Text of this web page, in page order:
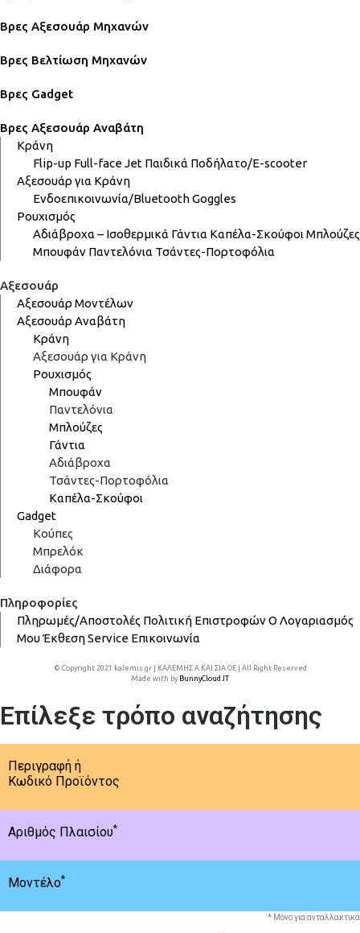
Βρες Αξεσουάρ Μηχανών
Βρες Βελτίωση Μηχανών
Βρες Gadget
Βρες Αξεσουάρ Αναβάτη
Κράνη
Flip-up Full-faceJet Παιδικά Ποδήλατο/E-scooter
Αξεσουάρ για Κράνη
Ενδοεπικοινωνία/BluetoothGoggles
Ρουχισμός
Αδιάβροχα – Ισοθερμικά Γάντια Καπέλα-Σκούφοι Μπλούζες
Μπουφάν Παντελόνια Τσάντες-Πορτοφόλια
Αξεσουάρ
Αξεσουάρ Μοντέλων
Αξεσουάρ Αναβάτη
Κράνη
Αξεσουάρ για Κράνη
Ρουχισμός
Μπουφάν
Παντελόνια
Μπλούζες
Γάντια
Αδιάβροχα
Τσάντες-Πορτοφόλια
Καπέλα-Σκούφοι
Gadget
Κούπες
Μπρελόκ
Διάφορα
Πληροφορίες
Πληρωμές/Αποστολές Πολιτική ΕπιστροφώνΟ Λογαριασμός
ΜουΈκθεσηService Επικοινωνία
© Copyright 2021 kalemis.gr | ΚΑΛΕΜΗΣ Α ΚΑΙ ΣΙΑ ΟΕ | All Right Reserved
Made with by BunnyCloud.IT
Επίλεξε τρόπο αναζήτησης
Περιγραφή ή
Κωδικό Προϊόντος
Αριθμός Πλαισίου*
Μοντέλο*
* Μόνο για ανταλλακτικά